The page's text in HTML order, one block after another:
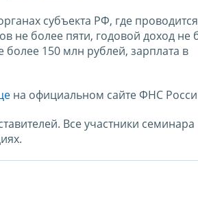
субъекта РФ, где проводится
не более пяти, годовой доход не
более 150 млн рублей, зарплата в
на официальном сайте ФНС
Все участники